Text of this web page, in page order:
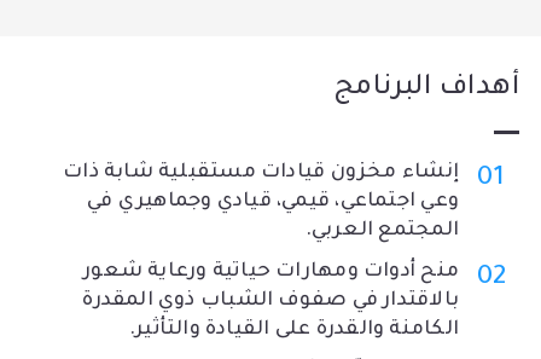
أهداف البرنامج
إنشاء مخزون قيادات مستقبلية شابة ذات
وعي اجتماعي، قيمي، قيادي وجماهيري في
المجتمع العربي.
منح أدوات ومهارات حياتية ورعاية شعور
بالاقتدار في صفوف الشباب ذوي المقدرة
الكامنة والقدرة على القيادة والتأثير.